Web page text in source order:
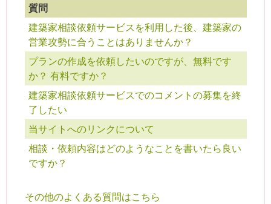
質問
建築家相談依頼サービスを利用した後、建築家の
営業攻勢に合うことはありませんか？
プランの作成を依頼したいのですが、無料です
か？ 有料ですか？
建築家相談依頼サービスでのコメントの募集を終
了したい
当サイトへのリンクについて
相談・依頼内容はどのようなことを書いたら良い
ですか？
その他のよくある質問はこちら